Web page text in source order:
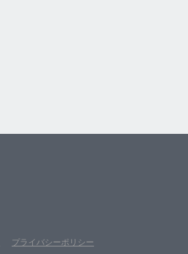
プライバシーポリシー